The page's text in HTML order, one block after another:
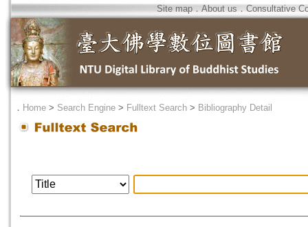
Site map．About us ． Consultative
． Home > Search Engine > Fulltext Search > Bibliography Detail